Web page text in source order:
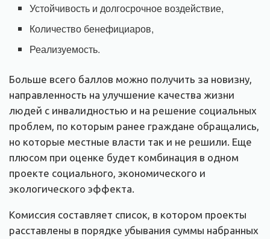
Устойчивость и долгосрочное воздействие,
Количество бенефициаров,
Реализуемость.
Больше всего баллов можно получить за новизну,
направленность на улучшение качества жизни
людей с инвалидностью и на решение социальных
проблем, по которым ранее граждане обращались,
но которые местные власти так и не решили. Еще
плюсом при оценке будет комбинация в одном
проекте социального, экономического и
экологического эффекта.
Комиссия составляет список, в котором проекты
расставлены в порядке убывания суммы набранных